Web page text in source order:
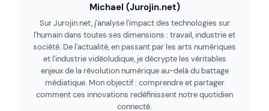
Michael (Jurojin.net)
Sur Jurojin.net, j'analyse l'impact des technologies sur
l'humain dans toutes ses dimensions : travail, industrie et
société. De l'actualité, en passant par les arts numériques
et l'industrie vidéoludique, je décrypte les véritables
enjeux de la révolution numérique au-delà du battage
médiatique. Mon objectif : comprendre et partager
comment ces innovations redéfinissent notre quotidien
connecté.